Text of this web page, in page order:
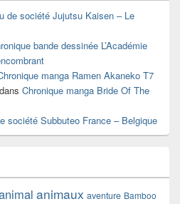
de société Jujutsu Kaisen – Le
bande dessinée L’Académie
manga Ramen Akaneko T7
Chronique manga Bride Of The
société Subbuteo France – Belgique
animaux aventure Bamboo